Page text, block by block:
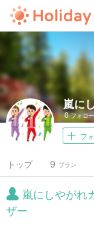
嵐に
0フォロー
フ
トップ プラン
9
嵐にしやがれ
ザー